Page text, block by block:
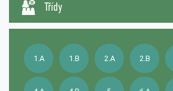
Třídy
1.A 1.B 2.A 2.B